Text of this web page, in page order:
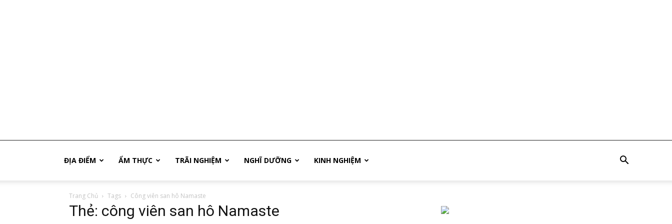
ĐỊA ĐIỂM ẨM THỰC TRÃI NGHIỆM NGHĨ DƯỠNG KINH NGHIỆM
Trang Chủ Tags Công viên san hô Namaste
Thẻ: công viên san hô Namaste